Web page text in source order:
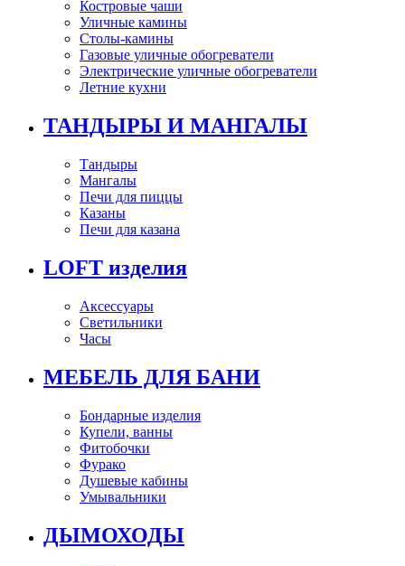
Костровые чаши
Уличные камины
Столы-камины
Газовые уличные обогреватели
Электрические уличные обогреватели
Летние кухни
ТАНДЫРЫ И МАНГАЛЫ
Тандыры
Мангалы
Печи для пиццы
Казаны
Печи для казана
LOFT изделия
Аксессуары
Светильники
Часы
МЕБЕЛЬ ДЛЯ БАНИ
Бондарные изделия
Купели, ванны
Фитобочки
Фурако
Душевые кабины
Умывальники
ДЫМОХОДЫ